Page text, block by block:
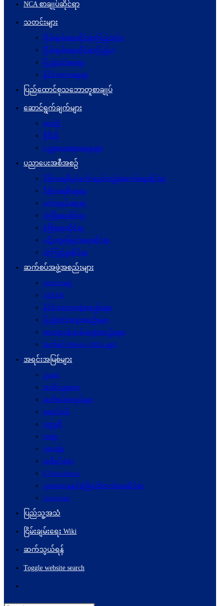
NCA စာချုပ်ဆိုင်ရာ
သတင်းများ
ငြိမ်းချမ်းရေးဆိုင်ရာ(ပြည်တွင်း)
ငြိမ်းချမ်းရေးဆိုင်ရာ(ပြည်ပ)
ပြည်တွင်းရေးရာ
နိုင်ငံတကာရေးရာ
ပြည်ထောင်စုသဘောတူစာချုပ်
ဆောင်ရွက်ချက်များ
ဓာတ်ပုံ
ဗွီဒီယို
ပညာပေးဆွေးနွေးမှုများ
ပညာပေးအစီအစဉ်
ဒီမိုကရေစီနှင့်ဖက်ဒရယ်တည်ဆောက်ရေးဆိုင်ရာ
ဒီမိုကရေစီရေးရာ
ဖက်ဒရယ်ရေးရာ
လုံခြုံရေးဆိုင်ရာ
ဖွံဖြိုးရေးဆိုင်ရာ
ပဋိပက္ခ‌ဖြေရှင်းရေးဆိုင်ရာ
ယုံကြည်မှုဆိုင်ရာ
ဆက်စပ်အဖွဲ့အစည်းများ
ကုလသမဂ္ဂ
ASEAN
နိုင်ငံတကာအဖွဲ့အစည်းများ
ပြည်တွင်းအဖွဲ့အစည်းများ
စေတနာ့ဝန်ထမ်းအဖွဲ့အစည်းများ
ဆက်စပ် Website URLs များ
အရင်းအမြစ်များ
ဥပဒေ
အသိပညာပေး
ဆက်စပ်စာအုပ်များ
ဆောင်းပါး
ဝတ္ထုတို
ကဗျာ
ကာတွန်း
အစီရင်ခံစာ
E-Newsletters
သုတေသနနှင့်ဖွံ့ဖြိုးတိုးတက်ရေးဆိုင်ရာ
Acronyms
ပြည်သူ့အသံ
ငြိမ်းချမ်းရေး Wiki
ဆက်သွယ်ရန်
Toggle website search